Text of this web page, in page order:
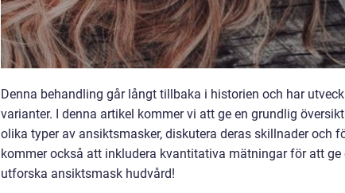
Denna behandling går långt tillbaka i historien och har
varianter. I denna artikel kommer vi att ge en grundlig
olika typer av ansiktsmasker, diskutera deras skillnader och
kommer också att inkludera kvantitativa mätningar för att
utforska ansiktsmask hudvård!